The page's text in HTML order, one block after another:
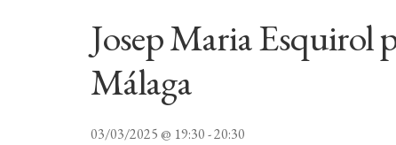
Josep Maria Esquirol
Málaga
03/03/2025 @ 19:30-20:30